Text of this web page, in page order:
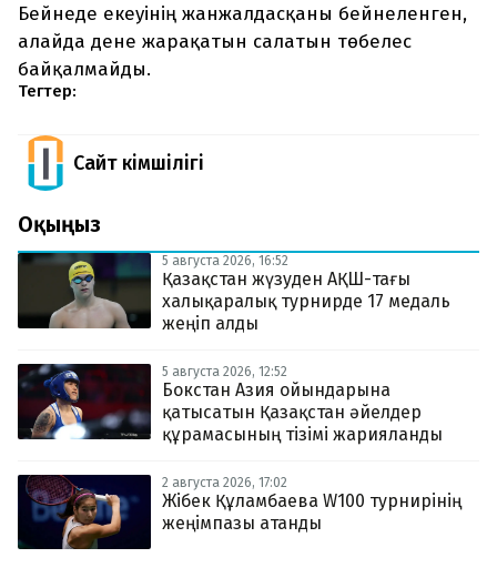
Бейнеде екеуінің жанжалдасқаны бейнеленген,
алайда дене жарақатын салатын төбелес
байқалмайды.
Тегтер:
Сайт Әкімшілігі
Оқыңыз
5 августа 2026, 16:52
Қазақстан жүзуден АҚШ-тағы
халықаралық турнирде 17 медаль
жеңіп алды
5 августа 2026, 12:52
Бокстан Азия ойындарына
қатысатын Қазақстан әйелдер
құрамасының тізімі жарияланды
2 августа 2026, 17:02
Жібек Құламбаева W100 турнирінің
жеңімпазы атанды